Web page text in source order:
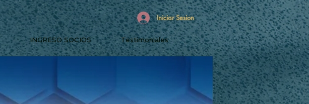
Iniciar Sesion
INGRESO SOCIOS Testimoniales